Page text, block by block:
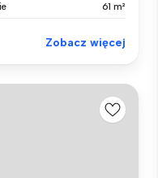
61 m²
Zobacz więcej